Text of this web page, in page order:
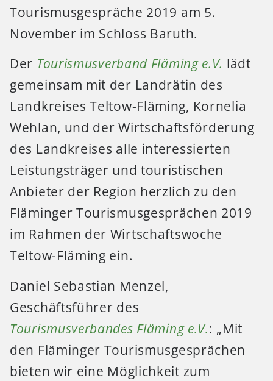
Tourismusgespräche 2019 am 5.
November im Schloss Baruth.
Der Tourismusverband Fläming e.V. lädt
gemeinsam mit der Landrätin des
Landkreises Teltow-Fläming, Kornelia
Wehlan, und der Wirtschaftsförderung
des Landkreises alle interessierten
Leistungsträger und touristischen
Anbieter der Region herzlich zu den
Fläminger Tourismusgesprächen 2019
im Rahmen der Wirtschaftswoche
Teltow-Fläming ein.
Daniel Sebastian Menzel,
Geschäftsführer des
Tourismusverbandes Fläming e.V.: „Mit
den Fläminger Tourismusgesprächen
bieten wir eine Möglichkeit zum